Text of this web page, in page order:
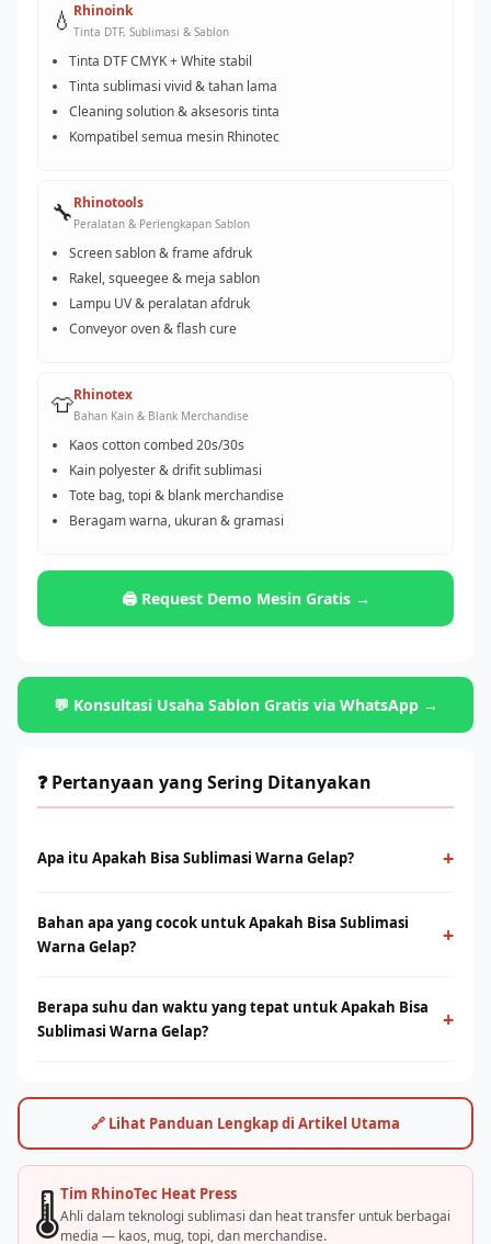
💧 Rhinoink
Tinta DTF, Sublimasi & Sablon
Tinta DTF CMYK + White stabil
Tinta sublimasi vivid & tahan lama
Cleaning solution & aksesoris tinta
Kompatibel semua mesin Rhinotec
🔧Rhinotools
Peralatan & Perlengkapan Sablon
Screen sablon & frame afdruk
Rakel, squeegee & meja sablon
Lampu UV & peralatan afdruk
Conveyor oven & flash cure
👕Rhinotex
Bahan Kain & Blank Merchandise
Kaos cotton combed 20s/30s
Kain polyester & drifit sublimasi
Tote bag, topi & blank merchandise
Beragam warna, ukuran & gramasi
🖨️ Request Demo Mesin Gratis →
💬 Konsultasi Usaha Sablon Gratis via WhatsApp →
❓ Pertanyaan yang Sering Ditanyakan
Apa itu Apakah Bisa Sublimasi Warna Gelap? +
menggunakan panas dan tekanan untuk mentransfer tinta ke
media berbahan polyester. Menghasilkan warna tajam, tahan
Bahan apa yang cocok untuk Apakah Bisa Sublimasi
Warna Gelap?
+
campuran poly tinggi. Untuk kaos cotton, teknologi DTF dari
Rhino Indonesia bisa menjadi alternatif terbaik.
Berapa suhu dan waktu yang tepat untuk Apakah Bisa
Sublimasi Warna Gelap?
+
jenis bahan dan mesin. Rhino Indonesia menyediakan panduan
settingan optimal dan pelatihan langsung.
🔗 Lihat Panduan Lengkap di Artikel Utama
🌡️Tim RhinoTec Heat Press
Ahli dalam teknologi sublimasi dan heat transfer untuk berbagai
media — kaos, mug, topi, dan merchandise.